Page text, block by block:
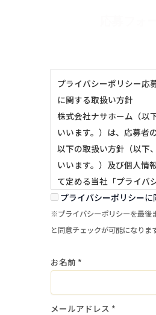
プライバシーポリシー応
に関する取扱い方針
株式会社ナサホーム（以
いいます。）は、応募者
以下の取扱い方針（以下
いいます。）及び個人情
て定める当社「プライバ
に基づき、適切に管理・
当社求人へのご応募にあ
針及び「プライバシーポ
要があります。
１．個人情報の取得・利
当社は、個人情報を採用
プライバシーポリシーに
※プライバシーポリシーを最後
と同意チェックが可能になりま
お名前 *
メールアドレス *